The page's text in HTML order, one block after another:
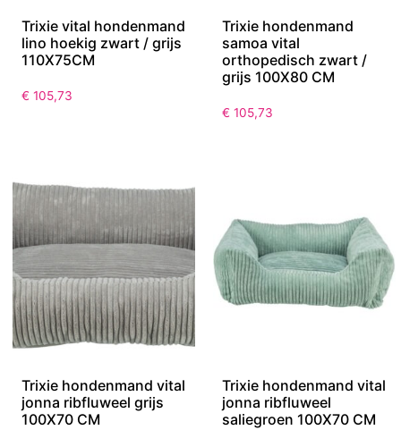
Trixie vital hondenmand
lino hoekig zwart / grijs
110X75CM
€ 105,73
Trixie hondenmand
samoa vital
orthopedisch zwart /
grijs 100X80 CM
€ 105,73
Trixie hondenmand vital
jonna ribfluweel grijs
100X70 CM
Trixie hondenmand vital
jonna ribfluweel
saliegroen 100X70 CM